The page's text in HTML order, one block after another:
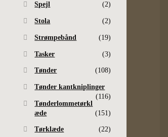
Spejl (2)
Stola (2)
Strømpebånd (19)
Tasker (3)
Tønder (108)
Tønder kantkniplinger
(116)
Tønderlommetørkl
æde
(151)
Tørklæde (22)